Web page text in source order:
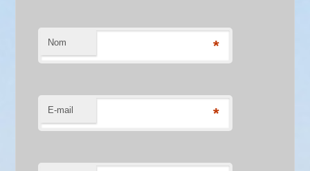
Nom *
E-mail *